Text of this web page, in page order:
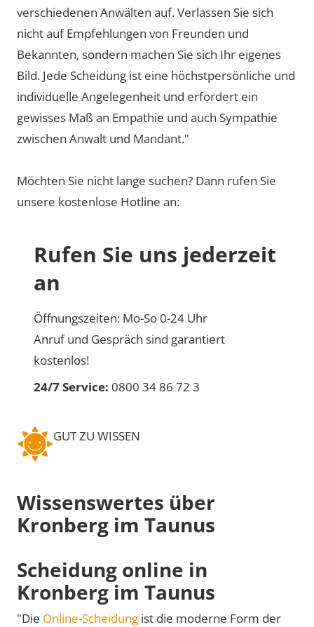
verschiedenen Anwälten auf. Verlassen Sie sich
nicht auf Empfehlungen von Freunden und
Bekannten, sondern machen Sie sich Ihr eigenes
Bild. Jede Scheidung ist eine höchstpersönliche und
individuelle Angelegenheit und erfordert ein
gewisses Maß an Empathie und auch Sympathie
zwischen Anwalt und Mandant."
Möchten Sie nicht lange suchen? Dann rufen Sie
unsere kostenlose Hotline an:
Rufen Sie uns jederzeit
an
Öffnungszeiten: Mo-So 0-24 Uhr
Anruf und Gespräch sind garantiert
kostenlos!
24/7 Service: 0800 34 86 72 3
GUT ZU WISSEN
Wissenswertes über
Kronberg im Taunus
Scheidung online in
Kronberg im Taunus
"Die Online-Scheidung ist die moderne Form der